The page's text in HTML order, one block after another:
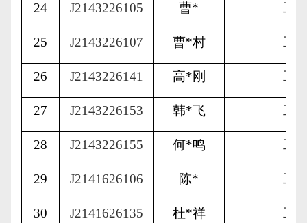
24 J2143226105 曹* 工
25 J2143226107 曹*村 工
26 J2143226141 高*刚 工
27 J2143226153 韩*飞 工
28 J2143226155 何*鸣 工
29 J2141626106 陈* 工
30 J2141626135 杜*祥 工